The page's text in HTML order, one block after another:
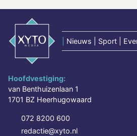
Nieuws | Sport |
Hoofdvestiging:
van Benthuizenlaan 1
1701 BZ Heerhugowaard
072 8200 600
redactie@xyto.nl